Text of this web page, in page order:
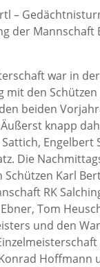
–
der Mannschaft
war in
mit den
beiden
knapp
Die
Schützen Karl
RK
Tom
und den
Hoffmann